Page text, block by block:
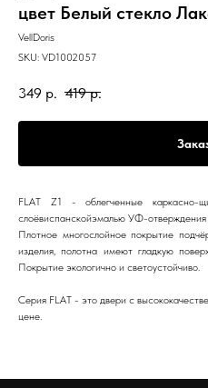
цвет Белый стекло
VellDoris
SKU: VD1002057
349 р. 419 р.
FLAT Z1 - облегченные
слоёвиспанскойэмалью УФ-отверждения
Плотное многослойное покрытие
изделия, полотна имеют гладкую
Покрытие экологично и светоустойчиво.
Серия FLAT - это двери с в
цене.